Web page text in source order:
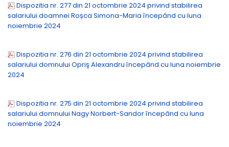
Dispozitia nr. 277 din 21 octombrie 2024 privind stabilirea
salariului doamnei Roșca Simona-Maria începând cu luna
noiembrie 2024
Dispozitia nr. 276 din 21 octombrie 2024 privind stabilirea
salariului domnului Opriş Alexandru începând cu luna noiembrie
2024
Dispozitia nr. 275 din 21 octombrie 2024 privind stabilirea
salariului domnului Nagy Norbert-Sandor începând cu luna
noiembrie 2024